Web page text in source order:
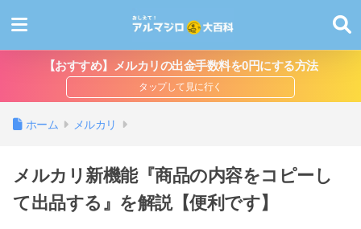
【おすすめ】メルカリの出金手数料を0円にする方法
ホーム メルカリ
メルカリ新機能『商品の内容をコピーし
て出品する』を解説【便利です】